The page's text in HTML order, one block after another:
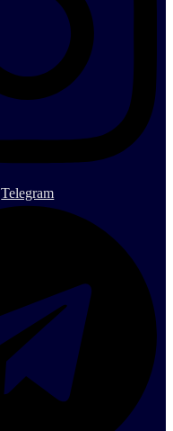
Telegram